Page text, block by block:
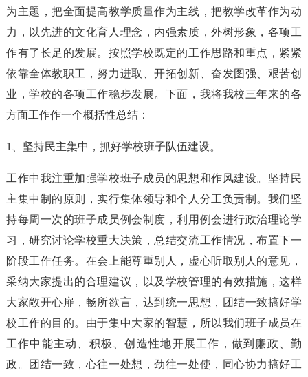
为主题，把全面提高教学质量作为主线，把教学改革作为动
力，以先进的文化育人理念，内强素质，外树形象，各项工
作有了长足的发展。按照学校既定的工作思路和重点，紧紧
依靠全体教职工，努力进取、开拓创新、奋发图强、艰苦创
业，学校的各项工作稳步发展。下面，我将我校三年来的各
方面工作作一个概括性总结：
1、坚持民主集中，抓好学校班子队伍建设。
工作中我注重加强学校班子成员的思想和作风建设。坚持民
主集中制的原则，实行集体领导和个人分工负责制。我们坚
持每周一次的班子成员例会制度，利用例会进行政治理论学
习，研究讨论学校重大决策，总结交流工作情况，布置下一
阶段工作任务。在会上能尊重别人，虚心听取别人的意见，
采纳大家提出的合理建议，以及学校管理的有效措施，这样
大家敞开心扉，畅所欲言，达到统一思想，团结一致搞好学
校工作的目的。由于集中大家的智慧，所以我们班子成员在
工作中能主动、积极、创造性地开展工作，做到廉政、勤
政。团结一致，心往一处想，劲往一处使，同心协力搞好工